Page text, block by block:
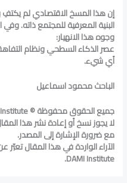
إن هذا المسخ الاقتصادي لم يكتفِ
البنية المعرفية للمجتمع ذاته.
وجوه هذا الانهيار:
عصر الذكاء السطحي ونظام
أي شيء.
الباحث محمود اسماعيل
جميع الحقوق محفوظة© DAMI Institute.
لا يجوز نسخ أو إعادة نشر هذا
مع ضرورة الإشارة إلى المصدر.
الآراء الواردة في هذا المقال
DAMI Institute.